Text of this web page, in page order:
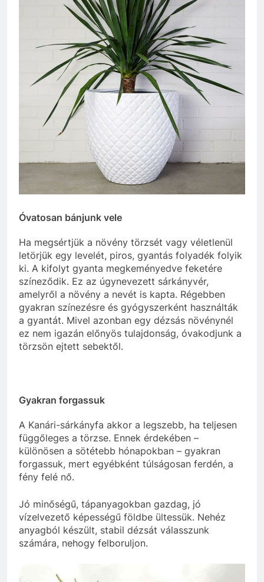
Óvatosan bánjunk vele
Ha megsértjük a növény törzsét vagy véletlenül
letörjük egy levelét, piros, gyantás folyadék folyik
ki. A kifolyt gyanta megkeményedve feketére
színeződik. Ez az úgynevezett sárkányvér,
amelyről a növény a nevét is kapta. Régebben
gyakran színezésre és gyógyszerként használták
a gyantát. Mivel azonban egy dézsás növénynél
ez nem igazán előnyös tulajdonság, óvakodjunk a
törzsön ejtett sebektől.
Gyakran forgassuk
A Kanári-sárkányfa akkor a legszebb, ha teljesen
függőleges a törzse. Ennek érdekében –
különösen a sötétebb hónapokban – gyakran
forgassuk, mert egyébként túlságosan ferdén, a
fény felé nő.
Jó minőségű, tápanyagokban gazdag, jó
vízelvezető képességű földbe ültessük. Nehéz
anyagból készült, stabil dézsát válasszunk
számára, nehogy felboruljon.